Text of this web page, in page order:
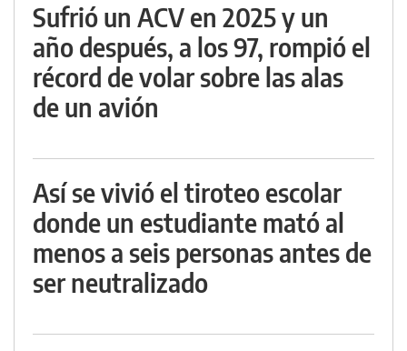
Sufrió un ACV en 2025 y un
año después, a los 97, rompió el
récord de volar sobre las alas
de un avión
Así se vivió el tiroteo escolar
donde un estudiante mató al
menos a seis personas antes de
ser neutralizado